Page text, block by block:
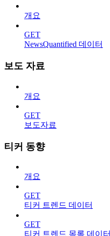
개요
GET
NewsQuantified 데이터
보도 자료
개요
GET
보도자료
티커 동향
개요
GET
티커 트렌드 데이터
GET
티커 트렌드 목록 데이터